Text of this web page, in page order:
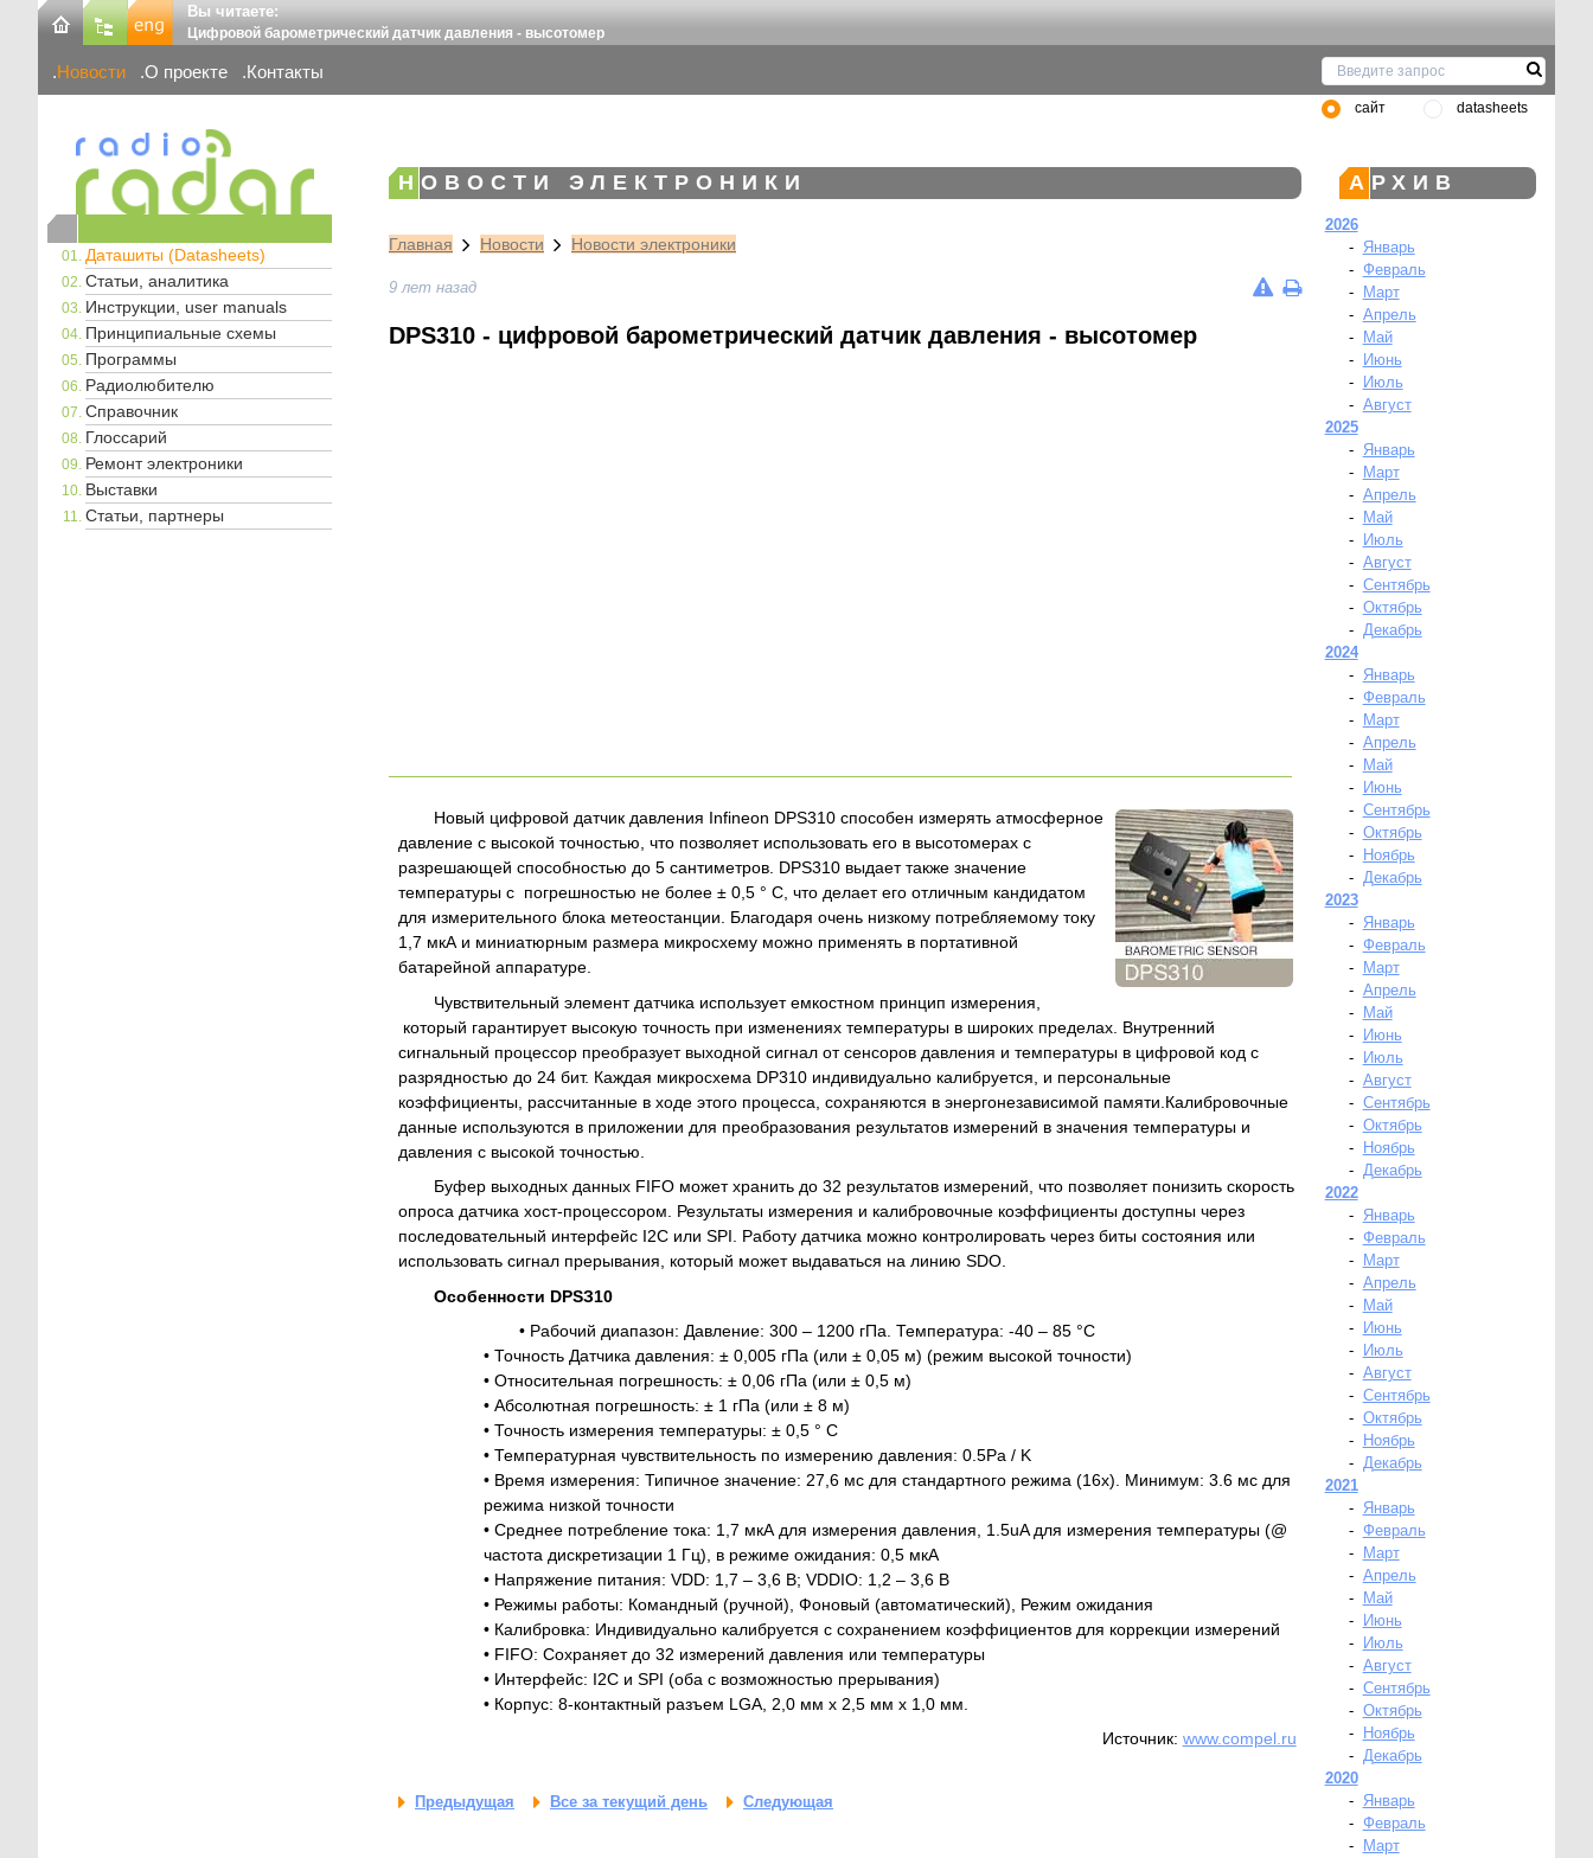
Вы читаете:
Цифровой барометрический датчик давления - высотомер
Новости О проекте Контакты
сайт datasheets
Даташиты (Datasheets)
Статьи, аналитика
Инструкции, user manuals
Принципиальные схемы
Программы
Радиолюбителю
Справочник
Глоссарий
Ремонт электроники
Выставки
Статьи, партнеры
НОВОСТИ ЭЛЕКТРОНИКИ
Главная Новости Новости электроники
9 лет назад
DPS310 - цифровой барометрический датчик давления - высотомер
Новый цифровой датчик давления Infineon DPS310 способен измерять атмосферное
давление с высокой точностью, что позволяет использовать его в высотомерах с
разрешающей способностью до 5 сантиметров. DPS310 выдает также значение
температуры с погрешностью не более ± 0,5 ° C, что делает его отличным кандидатом
для измерительного блока метеостанции. Благодаря очень низкому потребляемому току
1,7 мкА и миниатюрным размера микросхему можно применять в портативной
батарейной аппаратуре.
Чувствительный элемент датчика использует емкостном принцип измерения,
который гарантирует высокую точность при изменениях температуры в широких пределах. Внутренний
сигнальный процессор преобразует выходной сигнал от сенсоров давления и температуры в цифровой код с
разрядностью до 24 бит. Каждая микросхема DP310 индивидуально калибруется, и персональные
коэффициенты, рассчитанные в ходе этого процесса, сохраняются в энергонезависимой памяти.Калибровочные
данные используются в приложении для преобразования результатов измерений в значения температуры и
давления с высокой точностью.
Буфер выходных данных FIFO может хранить до 32 результатов измерений, что позволяет понизить скорость
опроса датчика хост-процессором. Результаты измерения и калибровочные коэффициенты доступны через
последовательный интерфейс I2C или SPI. Работу датчика можно контролировать через биты состояния или
использовать сигнал прерывания, который может выдаваться на линию SDO.
Особенности DPSЗ10
• Рабочий диапазон: Давление: 300 – 1200 гПа. Температура: -40 – 85 °C
• Точность Датчика давления: ± 0,005 гПа (или ± 0,05 м) (режим высокой точности)
• Относительная погрешность: ± 0,06 гПа (или ± 0,5 м)
• Абсолютная погрешность: ± 1 гПа (или ± 8 м)
• Точность измерения температуры: ± 0,5 ° C
• Температурная чувствительность по измерению давления: 0.5Pa / K
• Время измерения: Типичное значение: 27,6 мс для стандартного режима (16x). Минимум: 3.6 мс для
режима низкой точности
• Среднее потребление тока: 1,7 мкА для измерения давления, 1.5uA для измерения температуры (@
частота дискретизации 1 Гц), в режиме ожидания: 0,5 мкА
• Напряжение питания: VDD: 1,7 – 3,6 В; VDDIO: 1,2 – 3,6 В
• Режимы работы: Командный (ручной), Фоновый (автоматический), Режим ожидания
• Калибровка: Индивидуально калибруется с сохранением коэффициентов для коррекции измерений
• FIFO: Сохраняет до 32 измерений давления или температуры
• Интерфейс: I2C и SPI (оба с возможностью прерывания)
• Корпус: 8-контактный разъем LGA, 2,0 мм х 2,5 мм х 1,0 мм.
Источник: www.compel.ru
Предыдущая Все за текущий день Следующая
АРХИВ
2026
-
Январь
- Февраль
-
Март
- Апрель
-
Май
-
Июнь
-
Июль
- Август
2025
-
Январь
-
Март
- Апрель
-
Май
-
Июль
- Август
- Сентябрь
- Октябрь
- Декабрь
2024
-
Январь
- Февраль
-
Март
- Апрель
-
Май
-
Июнь
- Сентябрь
- Октябрь
-
Ноябрь
- Декабрь
2023
-
Январь
- Февраль
-
Март
- Апрель
-
Май
-
Июнь
-
Июль
- Август
- Сентябрь
- Октябрь
-
Ноябрь
- Декабрь
2022
-
Январь
- Февраль
-
Март
- Апрель
-
Май
-
Июнь
-
Июль
- Август
- Сентябрь
- Октябрь
-
Ноябрь
- Декабрь
2021
-
Январь
- Февраль
-
Март
- Апрель
-
Май
-
Июнь
-
Июль
- Август
- Сентябрь
- Октябрь
-
Ноябрь
- Декабрь
2020
-
Январь
- Февраль
-
Март